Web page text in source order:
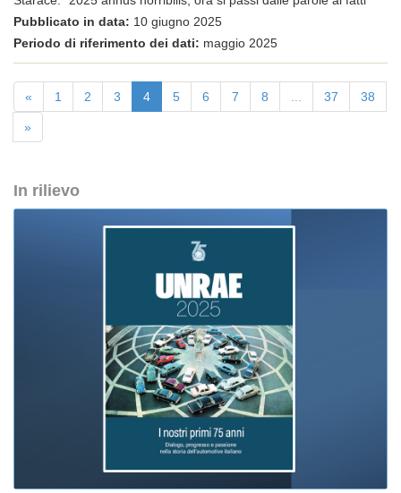
Pubblicato in data: 10 giugno 2025
Periodo di riferimento dei dati: maggio 2025
« 1 2 3 4 5 6 7 8 37 38
»
In rilievo